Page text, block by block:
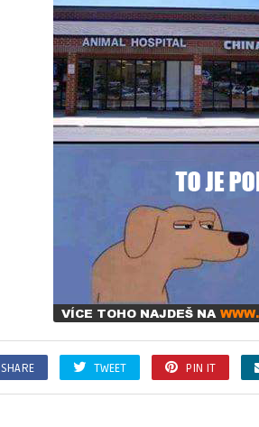
SHARE TWEET PIN IT